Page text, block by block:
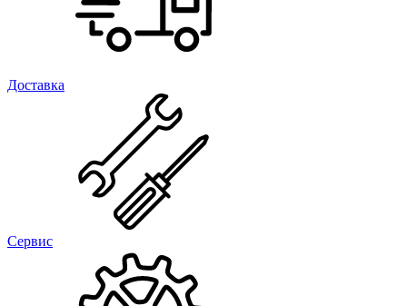
Доставка
Сервис